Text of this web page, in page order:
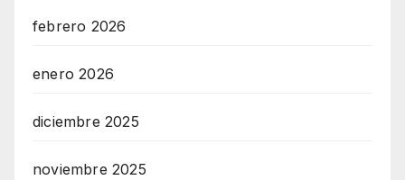
febrero 2026
enero 2026
diciembre 2025
noviembre 2025